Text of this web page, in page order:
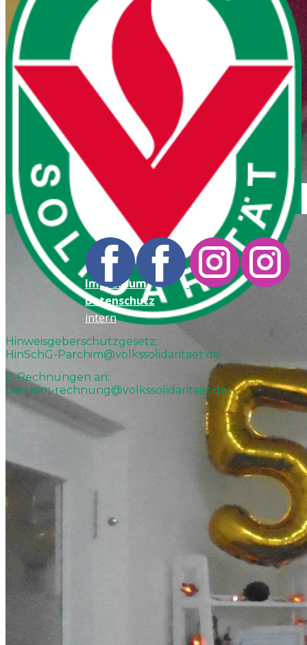
Impressum
Datenschutz
intern
E-Rechnungen an:
parchim-rechnung@volkssolidaritaet.de
Hinweisgeberschutzgesetz:
HinSchG-Parchim@volkssolidaritaet.de